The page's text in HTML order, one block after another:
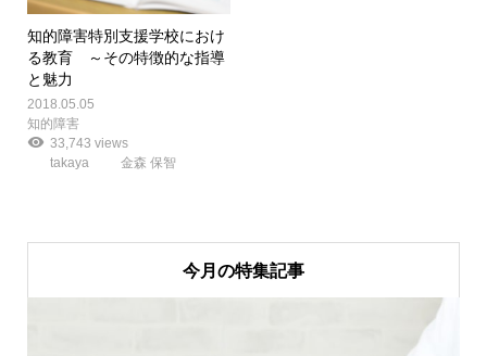
知的障害特別支援学校におけ
る教育 ～その特徴的な指導
と魅力
2018.05.05
知的障害
33,743 views
takaya
金森 保智
今月の特集記事